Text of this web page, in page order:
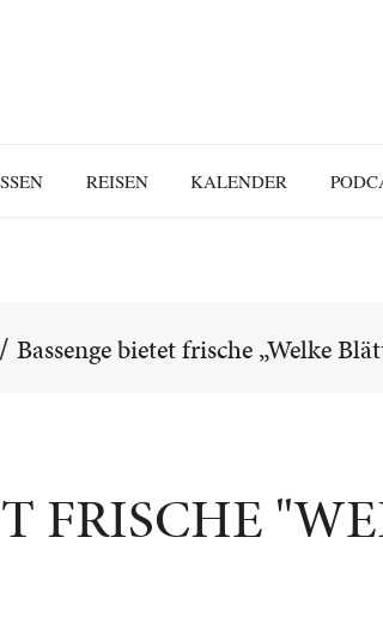
REISEN KALENDER
Bassenge bietet frische „Welke
FRISCHE